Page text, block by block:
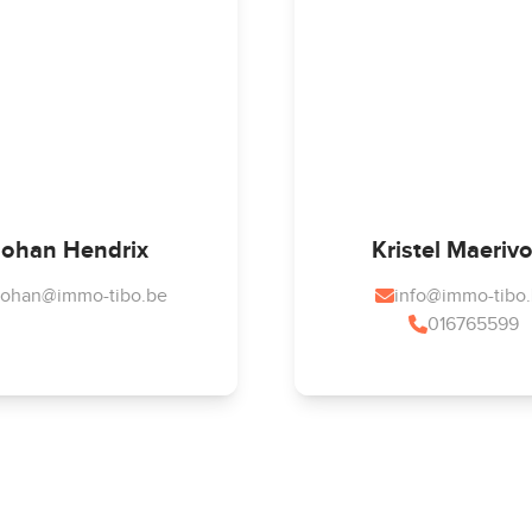
Hendrix
tibo.be
Kristel
info@immo-
016765599